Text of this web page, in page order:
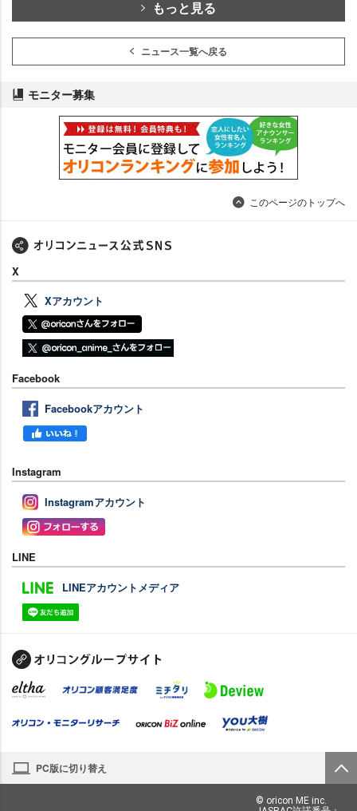
もっと見る
ニュース一覧へ戻る
モニター募集
このページのトップへ
X
Xアカウント
Facebook
Facebookアカウント
Instagram
Instagramアカウント
LINE
LINEアカウントメディア
PC版に切り替え
© oricon ME inc.